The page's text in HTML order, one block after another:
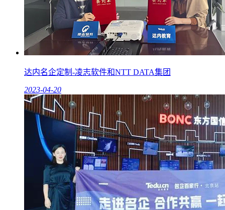
达内名企定制-凌志软件和NTT DATA集团
2023-04-20